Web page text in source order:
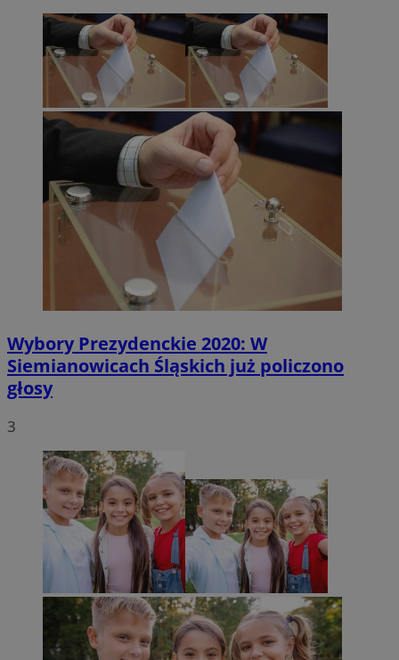
Wybory Prezydenckie 2020: W
Siemianowicach Śląskich już policzono
głosy
3